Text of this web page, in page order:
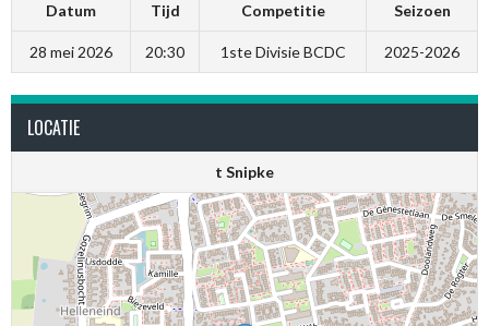
Datum Tijd Competitie Seizoen
28 mei 2026 20:30 1ste Divisie BCDC 2025-2026
LOCATIE
t Snipke